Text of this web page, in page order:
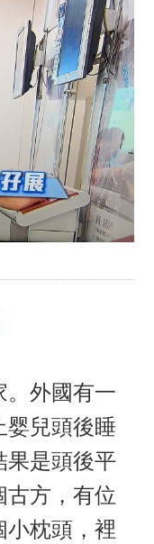
。外國有一
婴兒頭後睡
果是頭後平
古方，有位
枕頭，裡